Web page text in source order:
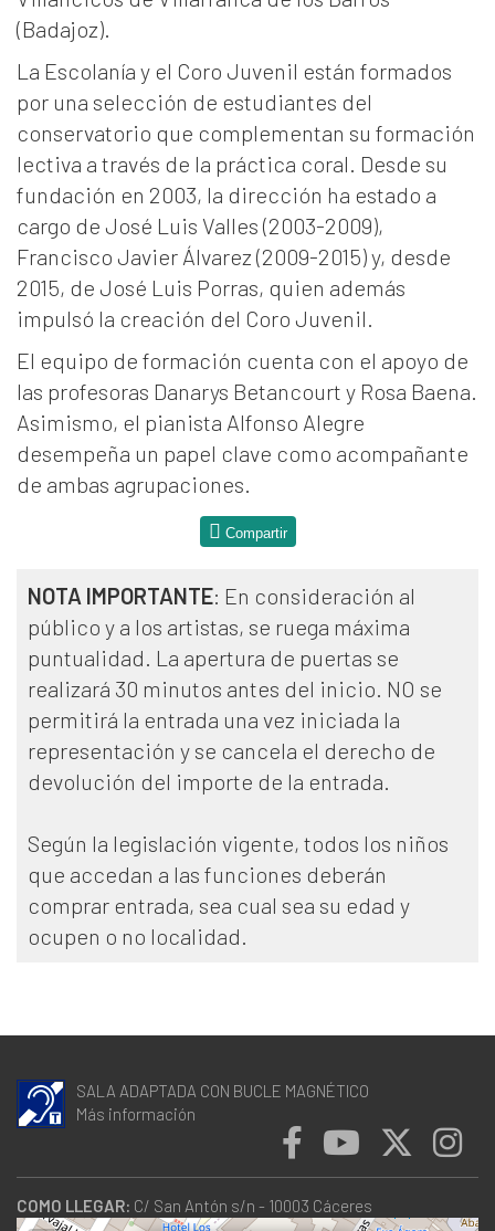
(Badajoz).
La Escolanía y el Coro Juvenil están formados
por una selección de estudiantes del
conservatorio que complementan su formación
lectiva a través de la práctica coral. Desde su
fundación en 2003, la dirección ha estado a
cargo de José Luis Valles (2003-2009),
Francisco Javier Álvarez (2009-2015) y, desde
2015, de José Luis Porras, quien además
impulsó la creación del Coro Juvenil.
El equipo de formación cuenta con el apoyo de
las profesoras Danarys Betancourt y Rosa Baena.
Asimismo, el pianista Alfonso Alegre
desempeña un papel clave como acompañante
de ambas agrupaciones.
Compartir
NOTA IMPORTANTE: En consideración al
público y a los artistas, se ruega máxima
puntualidad. La apertura de puertas se
realizará 30 minutos antes del inicio. NO se
permitirá la entrada una vez iniciada la
representación y se cancela el derecho de
devolución del importe de la entrada.
Según la legislación vigente, todos los niños
que accedan a las funciones deberán
comprar entrada, sea cual sea su edad y
ocupen o no localidad.
SALA ADAPTADA CON BUCLE MAGNÉTICO
Más información
COMO LLEGAR: C/ San Antón s/n - 10003 Cáceres